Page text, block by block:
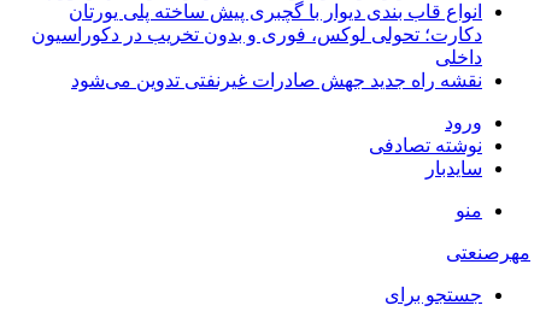
انواع قاب بندی دیوار با گچبری پیش ساخته پلی یورتان
دکارت؛ تحولی لوکس، فوری و بدون تخریب در دکوراسیون
داخلی
نقشه راه جدید جهش صادرات غیرنفتی تدوین می‌شود
ورود
نوشته تصادفی
سایدبار
منو
مهرصنعتی
جستجو برای